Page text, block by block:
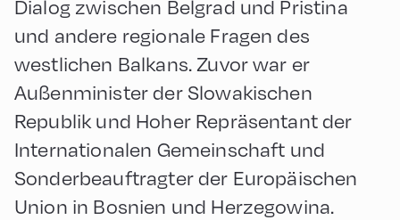
Dialog zwischen Belgrad und Pristina
und andere regionale Fragen des
westlichen Balkans. Zuvor war er
Außenminister der Slowakischen
Republik und Hoher Repräsentant der
Internationalen Gemeinschaft und
Sonderbeauftragter der Europäischen
Union in Bosnien und Herzegowina.